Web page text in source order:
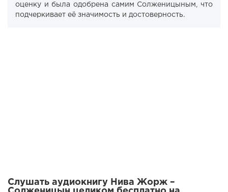
оценку и была одобрена самим Солженицыным, что
подчеркивает её значимость и достоверность.
Слушать аудиокнигу Нива Жорж –